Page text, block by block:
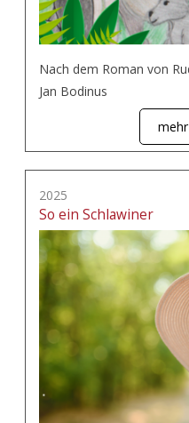
Nach dem Roman von
Jan Bodinus
2025
So ein Schlawiner